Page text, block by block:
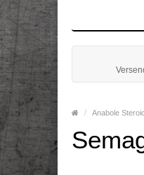
Anabole